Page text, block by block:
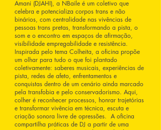
Amani (DJAHI), a NBaile é um coletivo que
celebra e potencializa corpos trans e não
binários, com centralidade nas vivências de
pessoas trans pretas, transformando a pista, o
som e o encontro em espaços de afirmação,
visibilidade empregabilidade e resistência.
Inspirada pelo tema Colheita, a oficina propõe
um olhar para tudo o que foi plantado
coletivamente: saberes musicais, experiências de
pista, redes de afeto, enfrentamentos e
conquistas dentro de um cenário ainda marcado
pela transfobia e pelo conservadorismo. Aqui,
colher é reconhecer processos, honrar trajetórias
e transformar vivência em técnica, escuta e
criação sonora livre de opressões. A oficina
compartilha práticas de DJ a partir de uma